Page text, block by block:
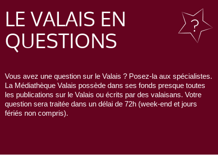
LE VALAIS EN
QUESTIONS
Vous avez une question sur le Valais ? Posez-la aux spécialistes.
La Médiathèque Valais possède dans ses fonds presque toutes
les publications sur le Valais ou écrits par des valaisans. Votre
question sera traitée dans un délai de 72h (week-end et jours
fériés non compris).